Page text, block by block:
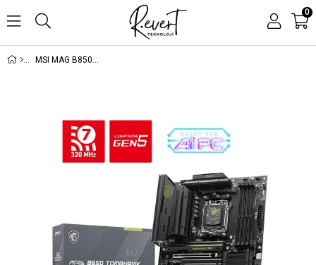
0
MSI MAG B850 TOMAHAWK WIFI DDR5 8200MHZ 1XHDMI 4XM.2 ATX AM5 (AMD AM5 9000/8000/7000 SERİLERİ İLE UYUMLU)